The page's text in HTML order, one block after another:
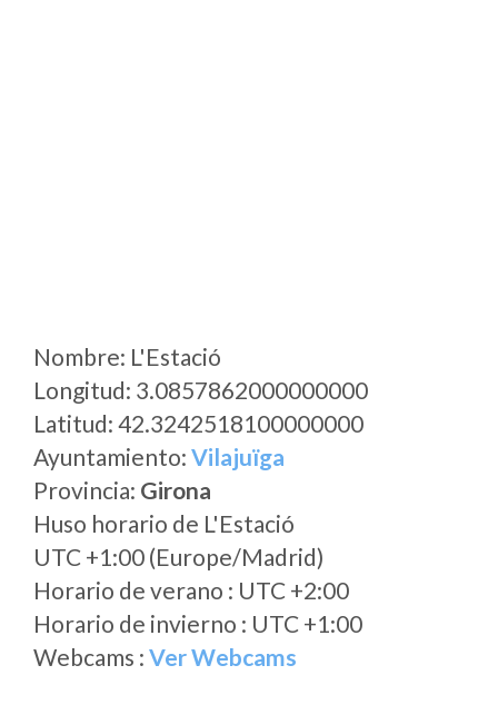
Nombre: L'Estació
Longitud: 3.0857862000000000
Latitud: 42.3242518100000000
Ayuntamiento: Vilajuïga
Provincia: Girona
Huso horario de L'Estació
UTC +1:00 (Europe/Madrid)
Horario de verano : UTC +2:00
Horario de invierno : UTC +1:00
Webcams : Ver Webcams